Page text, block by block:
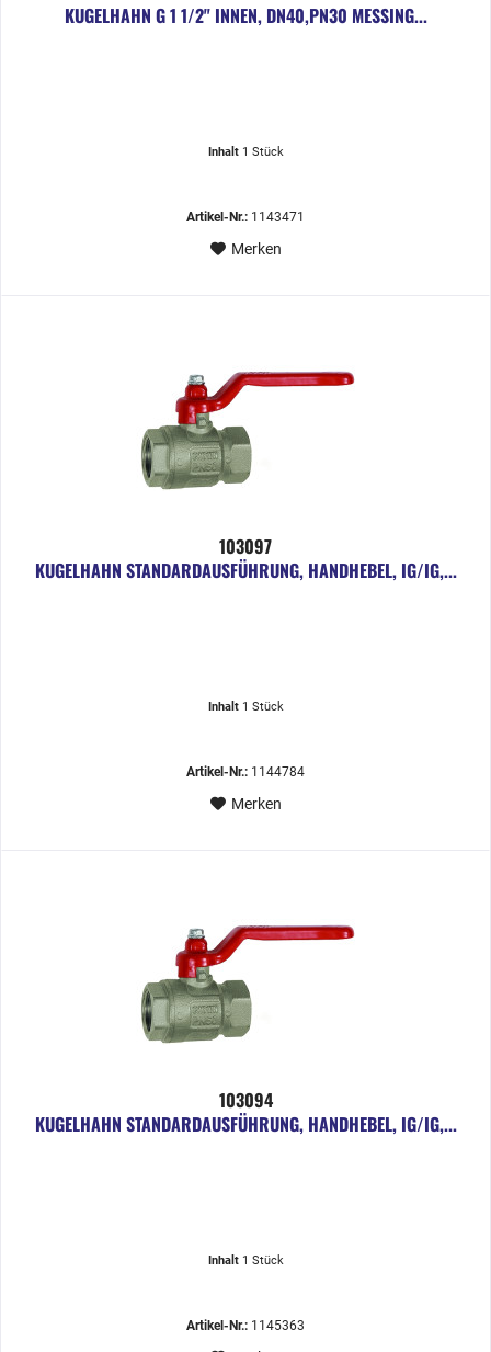
KUGELHAHN G 1 1/2" INNEN, DN40,PN30 MESSING...
Inhalt 1 Stück
Artikel-Nr.: 1143471
Merken
103097
KUGELHAHN STANDARDAUSFÜHRUNG, HANDHEBEL, IG/IG,...
Inhalt 1 Stück
Artikel-Nr.: 1144784
Merken
103094
KUGELHAHN STANDARDAUSFÜHRUNG, HANDHEBEL, IG/IG,...
Inhalt 1 Stück
Artikel-Nr.: 1145363